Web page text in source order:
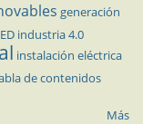
generación
industria 4.0
instalación eléctrica
de contenidos
Más